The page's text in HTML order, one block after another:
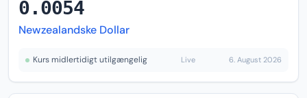
0.0054
Newzealandske Dollar
Kurs midlertidigt utilgængelig Live 6. August 2026